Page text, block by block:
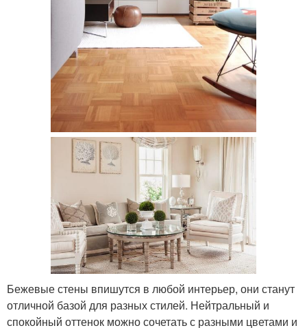
Бежевые стены впишутся в любой интерьер, они станут
отличной базой для разных стилей. Нейтральный и
спокойный оттенок можно сочетать с разными цветами и